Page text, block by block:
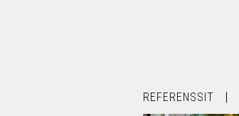
REFERENSSIT